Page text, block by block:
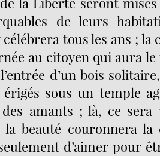
de leurs
célébrera tous les ans ;
au citoyen qui aura
d’un bois
érigés sous un temple
des amants ; là, ce
la beauté couronnera
d’aimer pour